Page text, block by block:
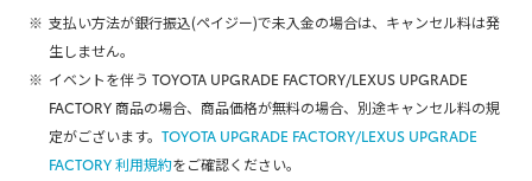
支払い方法が銀行振込(ペイジー)で未入金の場合は、キャンセル料は発
生しません。
イベントを伴う TOYOTA UPGRADE FACTORY/LEXUS UPGRADE
FACTORY商品の場合、商品価格が無料の場合、別途キャンセル料の規
定がございます。 TOYOTA UPGRADE FACTORY/LEXUS UPGRADE
FACTORY利用規約をご確認ください。